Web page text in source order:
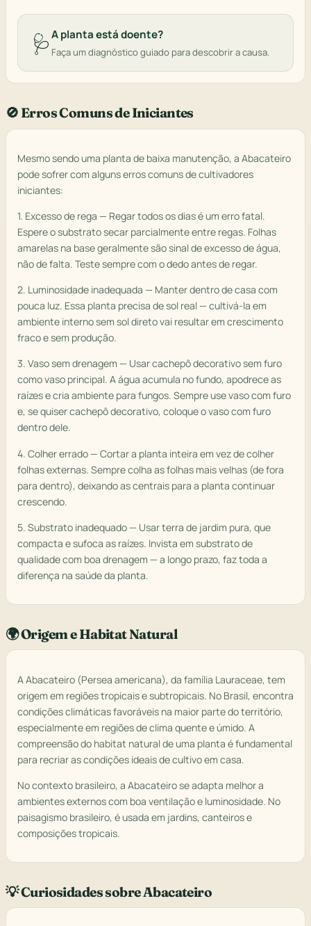
🩺A planta está doente?
Faça um diagnóstico guiado para descobrir a causa.
🚫 Erros Comuns de Iniciantes
Mesmo sendo uma planta de baixa manutenção, a Abacateiro
pode sofrer com alguns erros comuns de cultivadores
iniciantes:
1. Excesso de rega — Regar todos os dias é um erro fatal.
Espere o substrato secar parcialmente entre regas. Folhas
amarelas na base geralmente são sinal de excesso de água,
não de falta. Teste sempre com o dedo antes de regar.
2. Luminosidade inadequada — Manter dentro de casa com
pouca luz. Essa planta precisa de sol real — cultivá-la em
ambiente interno sem sol direto vai resultar em crescimento
fraco e sem produção.
3. Vaso sem drenagem — Usar cachepô decorativo sem furo
como vaso principal. A água acumula no fundo, apodrece as
raízes e cria ambiente para fungos. Sempre use vaso com furo
e, se quiser cachepô decorativo, coloque o vaso com furo
dentro dele.
4. Colher errado — Cortar a planta inteira em vez de colher
folhas externas. Sempre colha as folhas mais velhas (de fora
para dentro), deixando as centrais para a planta continuar
crescendo.
5. Substrato inadequado — Usar terra de jardim pura, que
compacta e sufoca as raízes. Invista em substrato de
qualidade com boa drenagem — a longo prazo, faz toda a
diferença na saúde da planta.
🌍 Origem e Habitat Natural
A Abacateiro (Persea americana), da família Lauraceae, tem
origem em regiões tropicais e subtropicais. No Brasil, encontra
condições climáticas favoráveis na maior parte do território,
especialmente em regiões de clima quente e úmido. A
compreensão do habitat natural de uma planta é fundamental
para recriar as condições ideais de cultivo em casa.
No contexto brasileiro, a Abacateiro se adapta melhor a
ambientes externos com boa ventilação e luminosidade. No
paisagismo brasileiro, é usada em jardins, canteiros e
composições tropicais.
💡 Curiosidades sobre Abacateiro